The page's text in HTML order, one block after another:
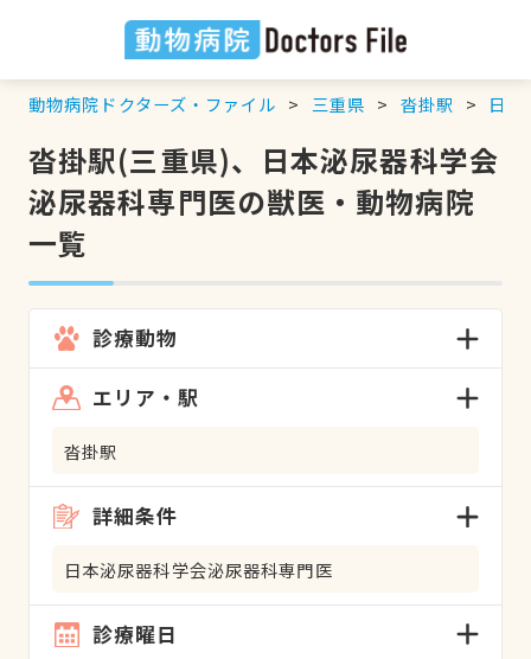
動物病院ドクターズ・ファイル 三重県 沓掛駅 日本
沓掛駅(三重県)、日本泌尿器科学会
泌尿器科専門医の獣医・動物病院
一覧
診療動物
エリア・駅
沓掛駅
詳細条件
日本泌尿器科学会泌尿器科専門医
診療曜日